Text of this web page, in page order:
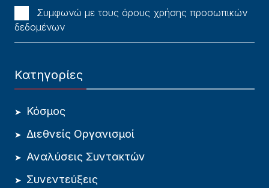
Συμφωνώ με τους όρους χρήσης προσωπικών
δεδομένων
Κατηγορίες
Κόσμος
Διεθνείς Οργανισμοί
Αναλύσεις Συντακτών
Συνεντεύξεις